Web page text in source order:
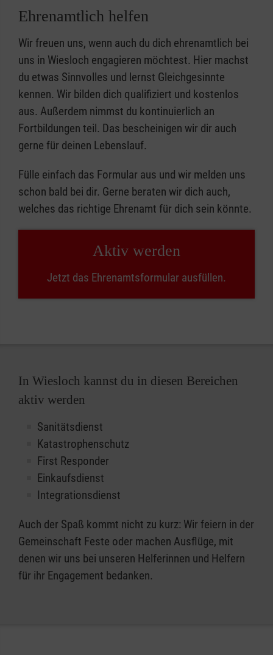
Ehrenamtlich helfen
Wir freuen uns, wenn auch du dich ehrenamtlich bei
uns in Wiesloch engagieren möchtest. Hier machst
du etwas Sinnvolles und lernst Gleichgesinnte
kennen. Wir bilden dich qualifiziert und kostenlos
aus. Außerdem nimmst du kontinuierlich an
Fortbildungen teil. Das bescheinigen wir dir auch
gerne für deinen Lebenslauf.
Fülle einfach das Formular aus und wir melden uns
schon bald bei dir. Gerne beraten wir dich auch,
welches das richtige Ehrenamt für dich sein könnte.
Aktiv werden
Jetzt das Ehrenamtsformular ausfüllen.
In Wiesloch kannst du in diesen Bereichen
aktiv werden
Sanitätsdienst
Katastrophenschutz
First Responder
Einkaufsdienst
Integrationsdienst
Auch der Spaß kommt nicht zu kurz: Wir feiern in der
Gemeinschaft Feste oder machen Ausflüge, mit
denen wir uns bei unseren Helferinnen und Helfern
für ihr Engagement bedanken.